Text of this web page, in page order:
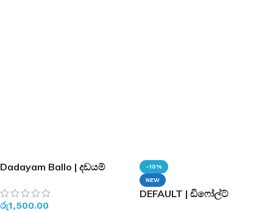
Dadayam Ballo | දඩයම්
රු1,500.00
-10%
NEW
DEFAULT | ඩිෆෝල්ට්